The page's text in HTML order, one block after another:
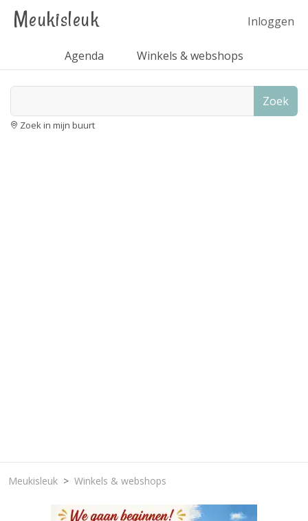
Meukisleuk Inloggen
Agenda Winkels & webshops
Zoek
Zoek in mijn buurt
Meukisleuk Winkels & webshops